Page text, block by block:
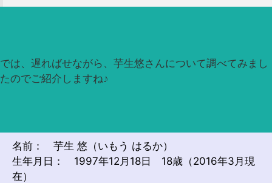
では、遅ればせながら、芋生悠さんについて調べてみまし
たのでご紹介しますね♪
名前： 芋生 悠（いもう はるか）
生年月日： 1997年12月18日 18歳（2016年3月現
在）